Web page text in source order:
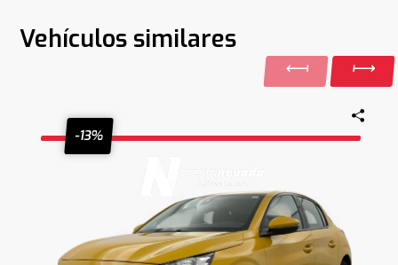
Vehículos similares
-13%